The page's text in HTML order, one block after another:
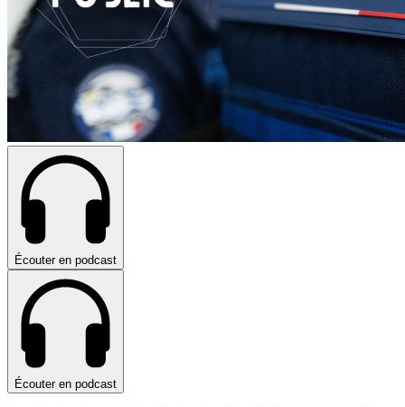
Écouter en podcast
Écouter en podcast